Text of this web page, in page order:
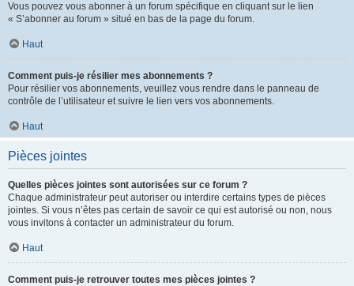
Vous pouvez vous abonner à un forum spécifique en cliquant sur le lien
« S’abonner au forum » situé en bas de la page du forum.
Haut
Comment puis-je résilier mes abonnements ?
Pour résilier vos abonnements, veuillez vous rendre dans le panneau de
contrôle de l’utilisateur et suivre le lien vers vos abonnements.
Haut
Pièces jointes
Quelles pièces jointes sont autorisées sur ce forum ?
Chaque administrateur peut autoriser ou interdire certains types de pièces
jointes. Si vous n’êtes pas certain de savoir ce qui est autorisé ou non, nous
vous invitons à contacter un administrateur du forum.
Haut
Comment puis-je retrouver toutes mes pièces jointes ?